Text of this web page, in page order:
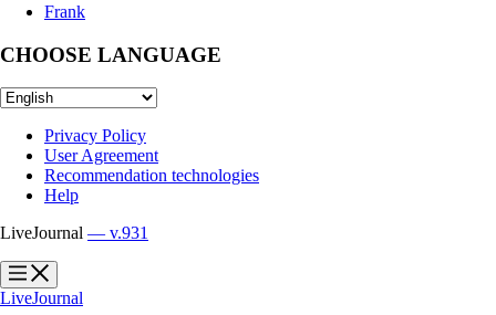
Frank
CHOOSE LANGUAGE
Privacy Policy
User Agreement
Recommendation technologies
Help
LiveJournal — v.931
?
?
LiveJournal